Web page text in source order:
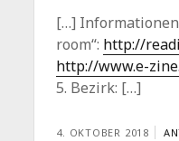
[…]
room“: http://
http://www.e-
5. Bezirk: […]
4. OKTOBER 2018